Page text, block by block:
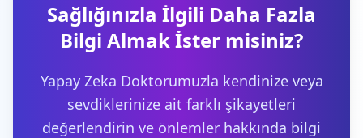
Sağlığınızla İlgili Daha Fazla
Bilgi Almak İster misiniz?
Yapay Zeka Doktorumuzla kendinize veya
sevdiklerinize ait farklı şikayetleri
değerlendirin ve önlemler hakkında bilgi